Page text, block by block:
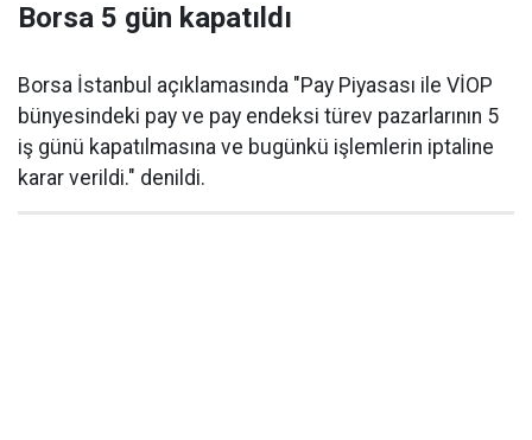
Borsa 5 gün kapatıldı
Borsa İstanbul açıklamasında "Pay Piyasası ile VİOP
bünyesindeki pay ve pay endeksi türev pazarlarının 5
iş günü kapatılmasına ve bugünkü işlemlerin iptaline
karar verildi." denildi.